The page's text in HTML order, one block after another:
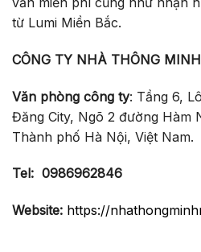
từ Lumi Miền Bắc.
CÔNG TY NHÀ THÔNG
Văn phòng công ty: Tầng 6,
Đăng City, Ngõ 2 đường Hàm
Thành phố Hà Nội, Việt Nam.
Tel: 0986962846
Website: https://